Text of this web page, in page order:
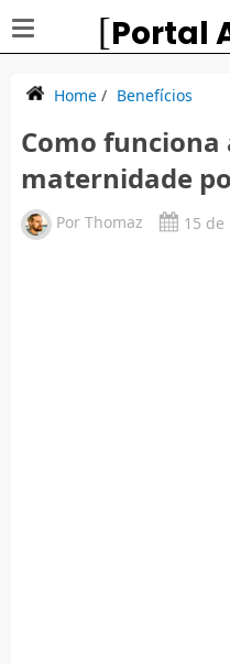
Portal
Home/ Benefícios
Como funciona
maternidade
Por Thomaz 15 de